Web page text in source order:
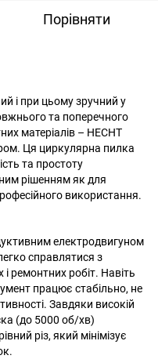
Порівняти
і при цьому зручний у
та поперечного
матеріалів – HECHT
Ця циркулярна пилка
та простоту
рішенням як для
використання.
електродвигуном
справлятися з
ремонтних робіт. Навіть
працює стабільно, не
Завдяки високій
(до 5000 об/хв)
різ, який мінімізує